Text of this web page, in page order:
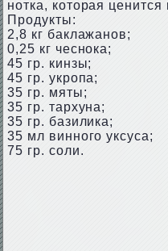
нотка, которая
Продукты:
2,8 кг баклажанов;
0,25 кг чеснока;
45 гр. кинзы;
45 гр. укропа;
35 гр. мяты;
35 гр. тархуна;
35 гр. базилика;
35 мл винного уксуса;
75 гр. соли.